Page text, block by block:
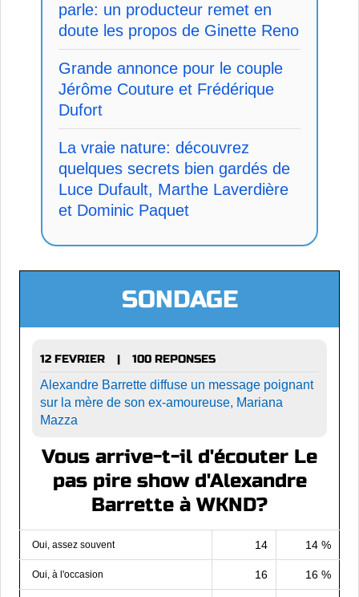
parle: un producteur remet en
doute les propos de Ginette Reno
Grande annonce pour le couple
Jérôme Couture et Frédérique
Dufort
La vraie nature: découvrez
quelques secrets bien gardés de
Luce Dufault, Marthe Laverdière
et Dominic Paquet
SONDAGE
12 FEVRIER |
100 REPONSES
Alexandre Barrette diffuse un message poignant
sur la mère de son ex-amoureuse, Mariana
Mazza
Vous arrive-t-il d'écouter Le
pas pire show d'Alexandre
Barrette à WKND?
Oui, assez souvent 14 14 %
Oui, à l'occasion 16 16 %